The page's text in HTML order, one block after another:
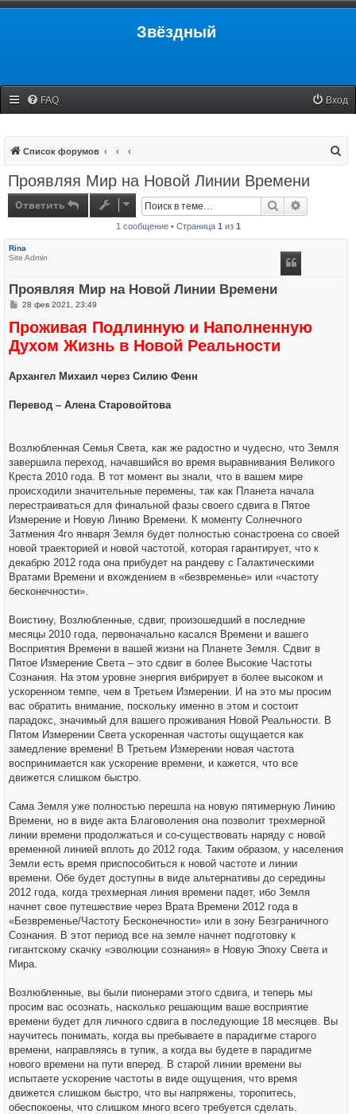
Звёздный
FAQ Вход
Список форумов
Проявляя Мир на Новой Линии Времени
Ответить Поиск
1 сообщение • Страница 1 из 1
Rina
Site Admin
Проявляя Мир на Новой Линии Времени
С
о
б
щ
е
е
28 фев 2021, 23:49
Проживая Подлинную и Наполненную
Духом Жизнь в Новой Реальности
Архангел Михаил через Силию Фенн
Перевод – Алена Старовойтова
Возлюбленная Семья Света, как же радостно и чудесно, что Земля
завершила переход, начавшийся во время выравнивания Великого
Креста 2010 года. В тот момент вы знали, что в вашем мире
происходили значительные перемены, так как Планета начала
перестраиваться для финальной фазы своего сдвига в Пятое
Измерение и Новую Линию Времени. К моменту Солнечного
Затмения 4го января Земля будет полностью сонастроена со своей
новой траекторией и новой частотой, которая гарантирует, что к
декабрю 2012 года она прибудет на рандеву с Галактическими
Вратами Времени и вхождением в «безвременье» или «частоту
бесконечности».
Воистину, Возлюбленные, сдвиг, произошедший в последние
месяцы 2010 года, первоначально касался Времени и вашего
Восприятия Времени в вашей жизни на Планете Земля. Сдвиг в
Пятое Измерение Света – это сдвиг в более Высокие Частоты
Сознания. На этом уровне энергия вибрирует в более высоком и
ускоренном темпе, чем в Третьем Измерении. И на это мы просим
вас обратить внимание, поскольку именно в этом и состоит
парадокс, значимый для вашего проживания Новой Реальности. В
Пятом Измерении Света ускоренная частоты ощущается как
замедление времени! В Третьем Измерении новая частота
воспринимается как ускорение времени, и кажется, что все
движется слишком быстро.
Сама Земля уже полностью перешла на новую пятимерную Линию
Времени, но в виде акта Благоволения она позволит трехмерной
линии времени продолжаться и со-существовать наряду с новой
временной линией вплоть до 2012 года. Таким образом, у населения
Земли есть время приспособиться к новой частоте и линии
времени. Обе будет доступны в виде альтернативы до середины
2012 года, когда трехмерная линия времени падет, ибо Земля
начнет свое путешествие через Врата Времени 2012 года в
«Безвременье/Частоту Бесконечности» или в зону Безграничного
Сознания. В этот период все на земле начнет подготовку к
гигантскому скачку «эволюции сознания» в Новую Эпоху Света и
Мира.
Возлюбленные, вы были пионерами этого сдвига, и теперь мы
просим вас осознать, насколько решающим ваше восприятие
времени будет для личного сдвига в последующие 18 месяцев. Вы
научитесь понимать, когда вы пребываете в парадигме старого
времени, направляясь в тупик, а когда вы будете в парадигме
нового времени на пути вперед. В старой линии времени вы
испытаете ускорение частоты в виде ощущения, что время
движется слишком быстро, что вы напряжены, торопитесь,
обеспокоены, что слишком много всего требуется сделать.